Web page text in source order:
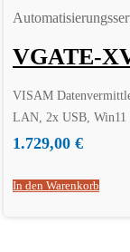
VGATE-
VISAM
LAN, 2x USB, Win11
1.729,00 €
In den Warenkorb